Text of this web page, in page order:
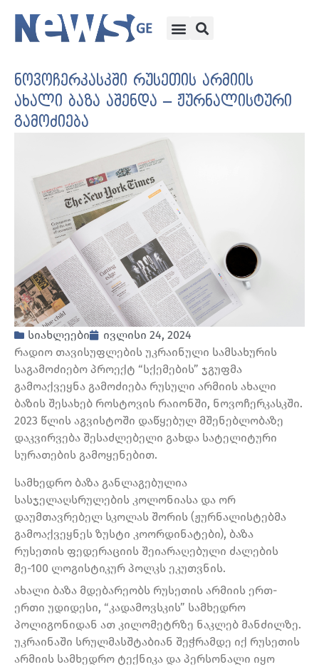
ნოვოჩერკასკში რუსეთის არმიის
ახალი ბაზა აშენდა – ჟურნალისტური
გამოძიება
სიახლეები
ივლისი 24, 2024
რადიო თავისუფლების უკრაინული სამსახურის
საგამოძიებო პროექტ “სქემების” ჯგუფმა
გამოაქვეყნა გამოძიება რუსული არმიის ახალი
ბაზის შესახებ როსტოვის რაიონში, ნოვოჩერკასკში.
2023 წლის აგვისტოში დაწყებულ მშენებლობაზე
დაკვირვება შესაძლებელი გახდა სატელიტური
სურათების გამოყენებით.
სამხედრო ბაზა განლაგებულია
სასჯელაღსრულების კოლონიასა და ორ
დაუმთავრებელ სკოლას შორის (ჟურნალისტებმა
გამოაქვეყნეს ზუსტი კოორდინატები), ბაზა
რუსეთის ფედერაციის შეიარაღებული ძალების
მე-100 ლოგისტიკურ პოლკს ეკუთვნის.
ახალი ბაზა მდებარეობს რუსეთის არმიის ერთ-
ერთი უდიდესი, “კადამოვსკის” სამხედრო
პოლიგონიდან ათ კილომეტრზე ნაკლებ მანძილზე.
უკრაინაში სრულმასშტაბიან შეჭრამდე იქ რუსეთის
არმიის სამხედრო ტექნიკა და პერსონალი იყო